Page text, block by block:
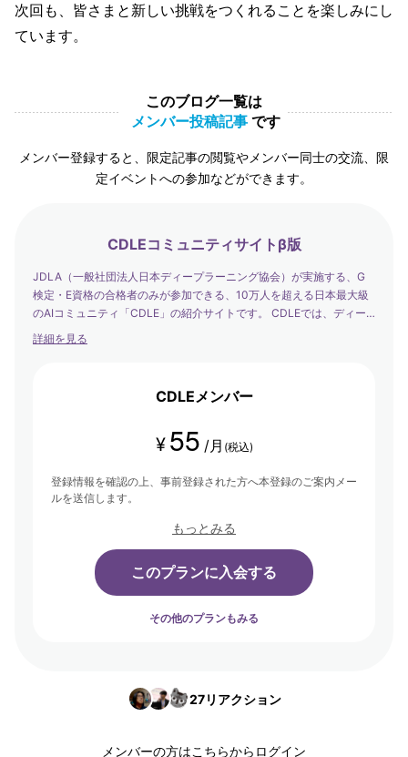
次回も、皆さまと新しい挑戦をつくれることを楽しみにし
ています。
このブログ一覧は
メンバー投稿記事 です
メンバー登録すると、限定記事の閲覧やメンバー同士の交流、限
定イベントへの参加などができます。
CDLEコミュニティサイトβ版
JDLA（一般社団法人日本ディープラーニング協会）が実施する、G
検定・E資格の合格者のみが参加できる、10万人を超える日本最大級
のAIコミュニティ「CDLE」の紹介サイトです。 CDLEでは、ディー
プラーニングの社会実装の日本代表として、社会を発展させるエバン
詳細を見る
CDLEメンバー
¥ 55 /月 (税込)
登録情報を確認の上、事前登録された方へ本登録のご案内メー
ルを送信します。
もっとみる
このプランに入会する
その他のプランもみる
27リアクション
メンバーの方はこちらからログイン